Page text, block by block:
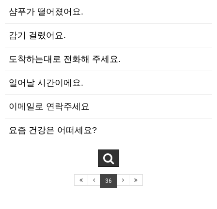
샴푸가 떨어졌어요.
감기 걸렸어요.
도착하는대로 전화해 주세요.
일어날 시간이에요.
이메일로 연락주세요
요즘 건강은 어떠세요?
36